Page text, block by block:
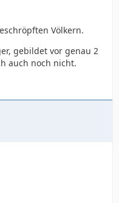
Völkern.
gebildet vor genau 2
auch noch nicht.